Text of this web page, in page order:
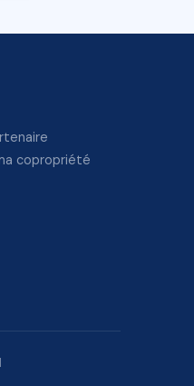
copropriété